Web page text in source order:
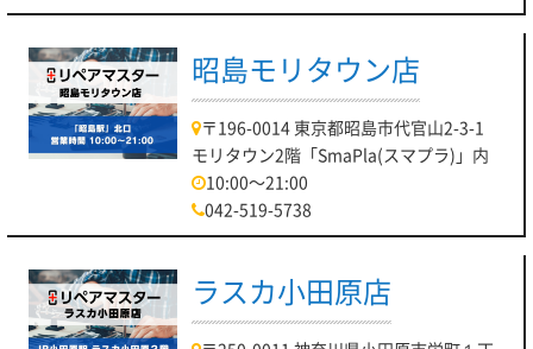
昭島モリタウン店
〒196-0014 東京都昭島市代官山2-3-1
モリタウン2階「SmaPla(スマプラ)」内
10:00～21:00
042-519-5738
ラスカ小田原店